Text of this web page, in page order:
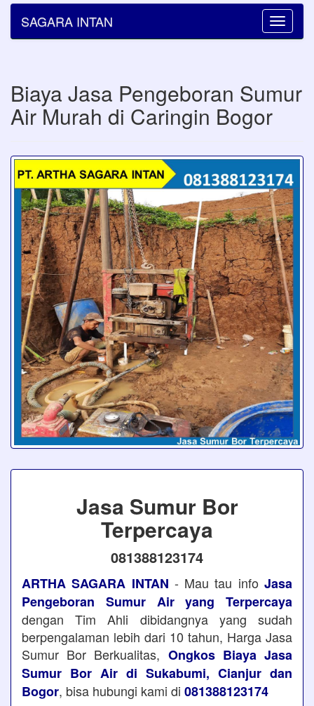
Toggle
SAGARA INTAN
Biaya Jasa Pengeboran Sumur
Air Murah di Caringin Bogor
Jasa Sumur Bor
Terpercaya
081388123174
ARTHA SAGARA INTAN - Mau tau infoJasa
Pengeboran Sumur Air yang Terpercaya
dengan Tim Ahli dibidangnya yang sudah
berpengalaman lebih dari 10 tahun, Harga Jasa
Sumur Bor Berkualitas, Ongkos Biaya Jasa
Sumur Bor Air di Sukabumi, Cianjur dan
Bogor, bisa hubungi kami di 081388123174